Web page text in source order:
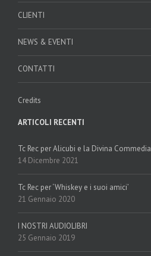
CLIENTI
NEWS & EVENTI
CONTATTI
Credits
ARTICOLI RECENTI
Tc Rec per Alicubi e la Divina Commedia
14 Dicembre 2021
Tc Rec per ‘Whiskey e i suoi amici’
21 Gennaio 2020
I NOSTRI AUDIOLIBRI
25 Gennaio 2019